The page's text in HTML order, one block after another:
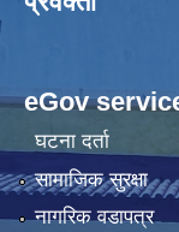
eGov
घटना दर्ता
सामाजिक सुरक्षा
नागरिक वडापत्र